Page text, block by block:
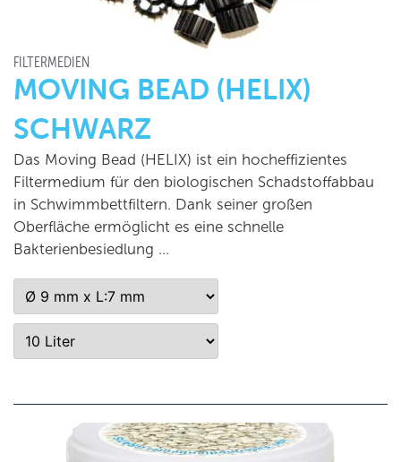
FILTERMEDIEN
MOVING BEAD (HELIX)
SCHWARZ
Das Moving Bead (HELIX) ist ein hocheffizientes
Filtermedium für den biologischen Schadstoffabbau
in Schwimmbettfiltern. Dank seiner großen
Oberfläche ermöglicht es eine schnelle
Bakterienbesiedlung …